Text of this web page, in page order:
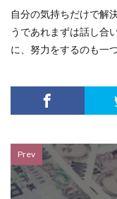
自分の気持ちだけで解
うであれまずは話し合
に、努力をするのも一
Prev